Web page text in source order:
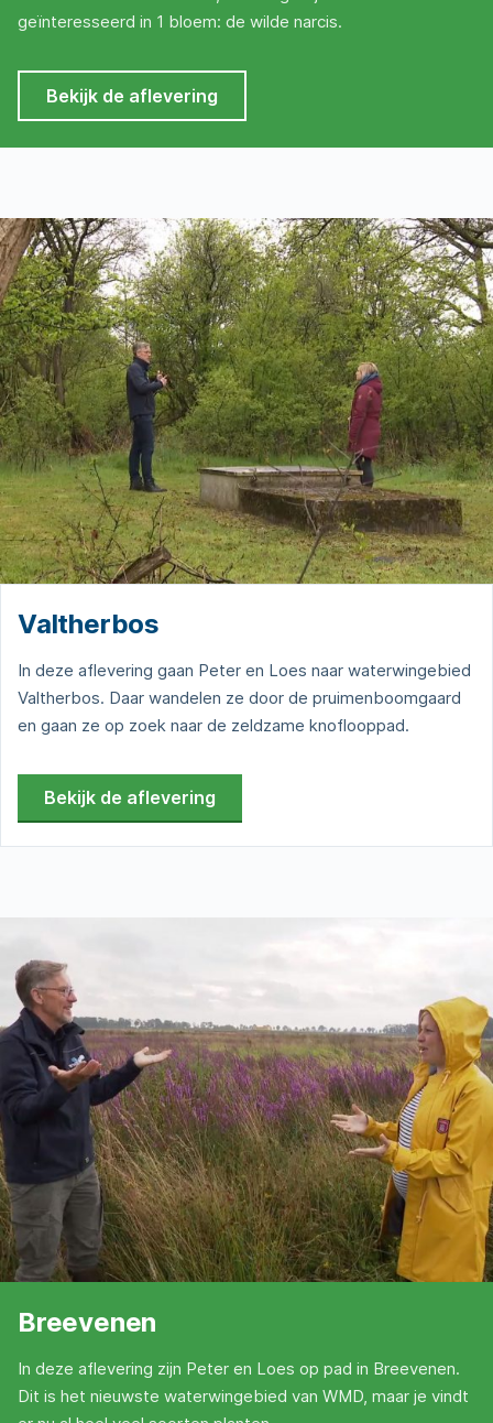
geïnteresseerd in 1 bloem: de wilde narcis.
Bekijk de aflevering
Valtherbos
In deze aflevering gaan Peter en Loes naar waterwingebied
Valtherbos. Daar wandelen ze door de pruimenboomgaard
en gaan ze op zoek naar de zeldzame knoflooppad.
Bekijk de aflevering
Breevenen
In deze aflevering zijn Peter en Loes op pad in Breevenen.
Dit is het nieuwste waterwingebied van WMD, maar je vindt